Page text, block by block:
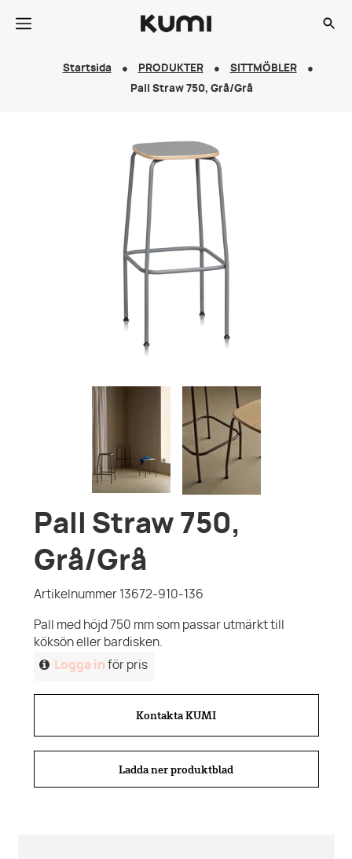
Startsida PRODUKTER
SITTMÖBLER
Pall Straw 750, Grå/Grå
Pall Straw 750,
Grå/Grå
Artikelnummer 13672-910-136
Pall med höjd 750 mm som passar utmärkt till
köksön eller bardisken.
Logga in för pris
Kontakta KUMI
Ladda ner produktblad